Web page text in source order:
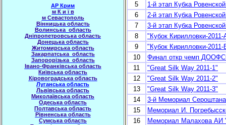
АР Крим
м К иїв
м Севастополь
Вінницька область
Волинська область
Дніпропетровська область
Донецька область
Житомирська область
Закарпатська область
Запорорізька область
Івано-Франківська область
Київська область
Кіровоградська область
Луганська область
Львівська область
Миколаївська область
Одеська область
Полтавська область
Рівненська область
Сумська область
5
1-й этап Кубка
6
2-й этап Кубка
7
3-й этап Кубка
8
"Кубок Кирилловки-2011-
9
"Кубок Кирилловки-2011-
10
Финал откр чемп
11
"Great Silk Way 2011-1"
12
"Great Silk Way 2011-2"
13
"Great Silk Way 2011-3"
14
3-й Мемориал
15
Мемориал И.
16
Мемориал Малахова АИ